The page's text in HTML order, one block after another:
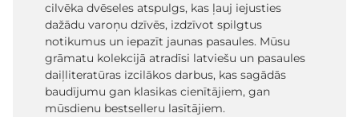
cilvēka dvēseles atspulgs, kas ļauj iejusties
dažādu varoņu dzīvēs, izdzīvot spilgtus
notikumus un iepazīt jaunas pasaules. Mūsu
grāmatu kolekcijā atradīsi latviešu un pasaules
daiļliteratūras izcilākos darbus, kas sagādās
baudījumu gan klasikas cienītājiem, gan
mūsdienu bestselleru lasītājiem.